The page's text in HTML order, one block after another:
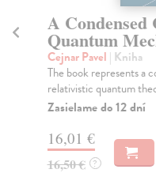
Nanovlákna
Lukáš David| Kniha
Výzkum a technologie
materiálů se v
rozvíjejí...
Zasielame do 14 dní
26,60 €
28,00 € ?